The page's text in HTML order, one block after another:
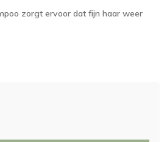
zorgt ervoor dat fijn haar weer